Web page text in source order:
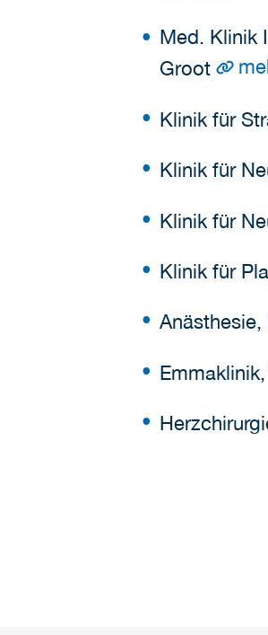
Med. Klinik
Groot
Klinik für
Klinik für
Klinik für
Klinik für